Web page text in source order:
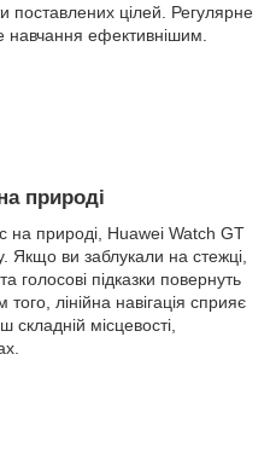
цілей. Регулярне
навчання ефективнішим.
природі
природі, Huawei Watch GT
Якщо ви заблукали на стежці,
голосові підказки повернуть
лінійна навігація сприяє
місцевості,